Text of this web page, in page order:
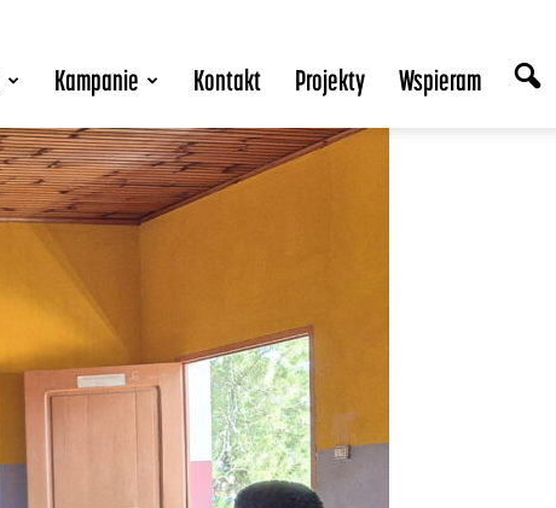
Kampanie Kontakt Projekty Wspieram